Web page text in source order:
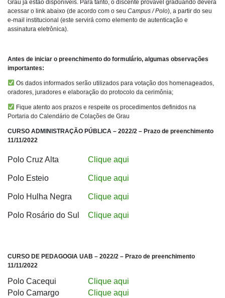
Grau já estão disponíveis. Para tanto, o discente provável graduando deverá
acessar o link abaixo (de acordo com o seu Campus / Polo), a partir do seu
e-mail institucional (este servirá como elemento de autenticação e
assinatura eletrônica).
Antes de iniciar o preenchimento do formulário, algumas observações
importantes:
Os dados informados serão utilizados para votação dos homenageados,
oradores, juradores e elaboração do protocolo da cerimônia;
Fique atento aos prazos e respeite os procedimentos definidos na
Portaria do Calendário de Colações de Grau
CURSO ADMINISTRAÇÃO PÚBLICA – 2022/2 – Prazo de preenchimento
11/11/2022
Polo Cruz Alta Clique aqui
Polo Esteio Clique aqui
Polo Hulha Negra Clique aqui
Polo Rosário do Sul Clique aqui
CURSO DE PEDAGOGIA UAB – 2022/2 – Prazo de preenchimento
11/11/2022
Polo Cacequi
Clique aqui
Polo Camargo
Clique aqui